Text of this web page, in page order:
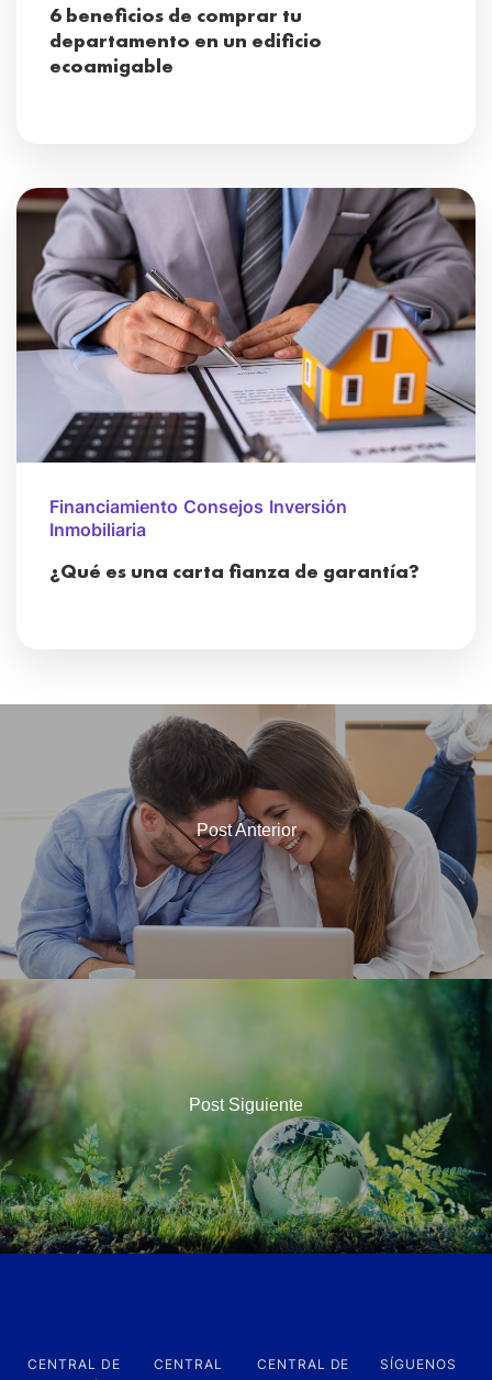
6 beneficios de comprar tu
departamento en un edificio
ecoamigable
Financiamiento Consejos Inversión
Inmobiliaria
¿Qué es una carta fianza de garantía?
Post Anterior
Post Siguiente
CENTRAL DE
CENTRAL
CENTRAL DE
SÍGUENOS